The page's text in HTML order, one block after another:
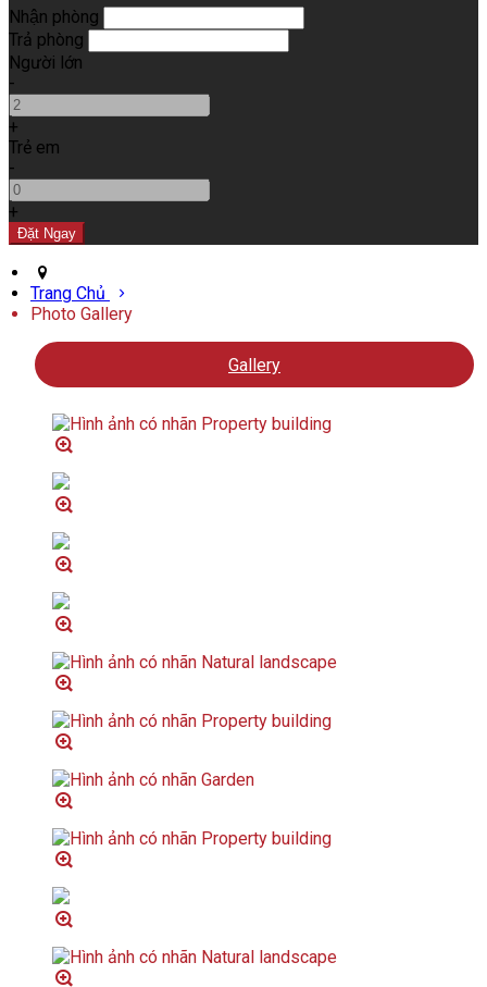
Nhận phòng
Trả phòng
Người lớn
-
+
Trẻ em
-
+
Trang Chủ
Photo Gallery
Gallery